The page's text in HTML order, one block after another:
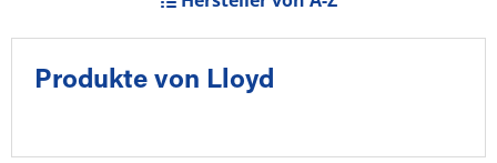
Produkte von Lloyd